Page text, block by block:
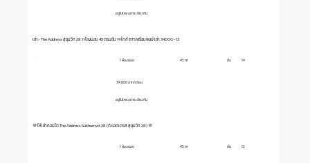
อยู่ในโครงการเดียวกัน
เช่า- The Address สุขุมวิท 28 1 ห้องนอน 45 ตรมชั้น 14 ใกล้ BTS พร้อมพงษ์ เช่า 34000 -13
1 ห้องนอน
34,000 บาท/เดือน
ชั้น
45 m² 14
อยู่ในโครงการเดียวกัน
💜 ให้เช่าคอนโด The Address Sukhumvit 28 (ดิ แอดเดรส สุขุมวิท 28) 💜
1 ห้องนอน ชั้น
45 m² 12